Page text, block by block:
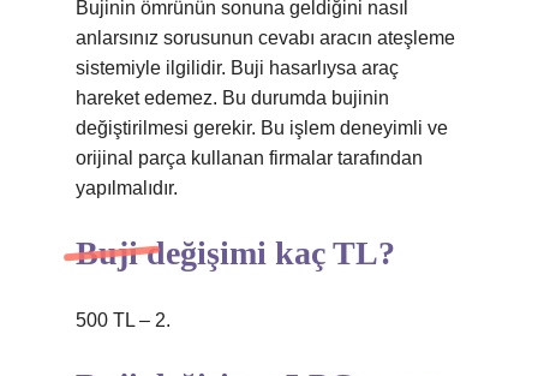
Bujinin ömrünün sonuna geldiğini nasıl
anlarsınız sorusunun cevabı aracın ateşleme
sistemiyle ilgilidir. Buji hasarlıysa araç
hareket edemez. Bu durumda bujinin
değiştirilmesi gerekir. Bu işlem deneyimli ve
orijinal parça kullanan firmalar tarafından
yapılmalıdır.
Buji değişimi kaç TL?
500 TL – 2.